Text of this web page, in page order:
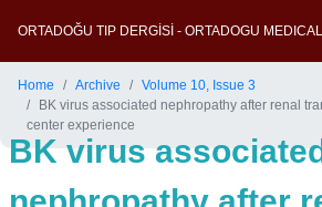
ORTADOĞU TIP DERGİSİ - ORTADOGU
Home Archive
Volume 10, Issue 3
BK virus associated nephropathy after renal
center experience
BK virus